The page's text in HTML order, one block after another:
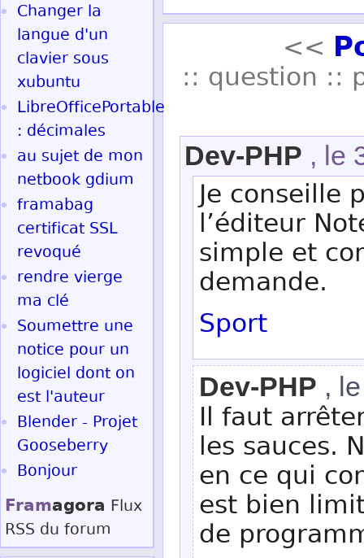
<<
:: question ::
Dev-PHP , le
Je conseille
l’éditeur
simple et
demande.
Sport
Dev-PHP ,
Il faut
les sauces.
en ce qui
est bien
de
Changer la
langue d'un
clavier sous
xubuntu
LibreOfficePortable
: décimales
au sujet de mon
netbook gdium
framabag
certificat SSL
revoqué
rendre vierge
ma clé
Soumettre une
notice pour un
logiciel dont on
est l'auteur
Blender - Projet
Gooseberry
Bonjour
Framagora Flux
RSS du forum